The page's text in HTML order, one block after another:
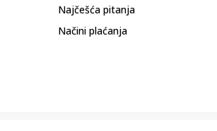
Najčešća pitanja
Načini plaćanja